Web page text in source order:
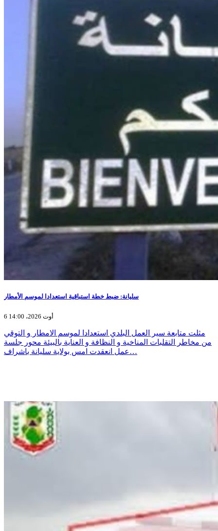
سليانة: ضبط خطة استباقية استعدادا لموسم الأمطار
6 أوت 2026، 14:00
مثلت متابعة سير العمل البلدي استعدادا لموسم الامطار و التوقي
من مخاطر التقلبات المناخية و النظافة و العناية بالبيئة محور جلسة
عمل انعقدت امس بولاية سليانة باشراف…